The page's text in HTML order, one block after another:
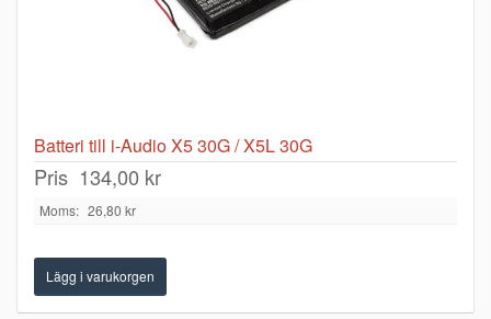
Batteri till i-Audio X5 30G / X5L 30G
Pris 134,00 kr
Moms: 26,80 kr